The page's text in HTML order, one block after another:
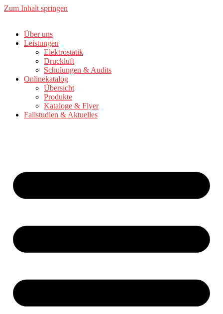
Zum Inhalt springen
Über uns
Leistungen
Elektrostatik
Druckluft
Schulungen & Audits
Onlinekatalog
Übersicht
Produkte
Kataloge & Flyer
Fallstudien & Aktuelles